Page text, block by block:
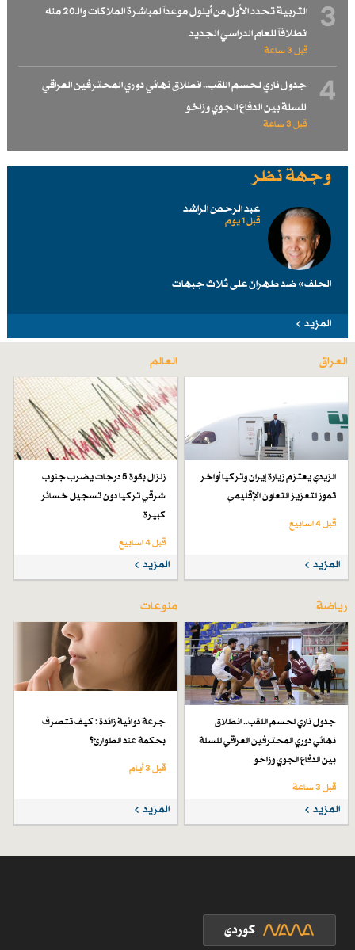
3
التربية تحدد الأول من أيلول موعداً لمباشرة الملاكات والـ20 منه
انطلاقاً للعام الدراسي الجديد
قبل 3 ساعة
4
جدول ناري لحسم اللقب.. انطلاق نهائي دوري المحترفين العراقي
للسلة بين الدفاع الجوي وزاخو
قبل 3 ساعة
وجهة نظر
عبد الرحمن الراشد
قبل 1 یوم
الحلف» ضد طهرانَ على ثلاث جبهات
المزيد
العراق
الزيدي يعتزم زيارة إيران وتركيا أواخر
تموز لتعزيز التعاون الإقليمي
قبل 4 اسابیع
المزيد
العالم
زلزال بقوة 5 درجات يضرب جنوب
شرقي تركيا دون تسجيل خسائر
كبيرة
قبل 4 اسابیع
المزيد
رياضة
جدول ناري لحسم اللقب.. انطلاق
نهائي دوري المحترفين العراقي للسلة
بين الدفاع الجوي وزاخو
قبل 3 ساعة
المزيد
منوعات
جرعة دوائية زائدة : كيف تتصرف
بحكمة عند الطوارئ؟
قبل 3 أيام
المزيد